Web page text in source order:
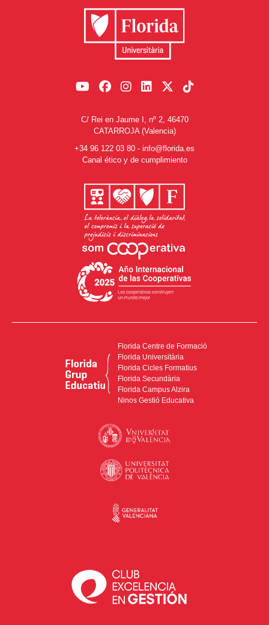
C/ Rei en Jaume I, nº 2, 46470
CATARROJA (Valencia)
+34 96 122 03 80 - info@florida.es
Canal ético y de cumplimiento
Florida Centre de Formació
Florida Universitària
Florida Cicles Formatius
Florida Secundària
Florida Campus Alzira
Ninos Gestió Educativa